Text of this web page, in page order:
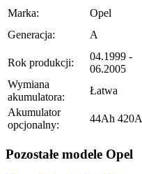
Marka: Opel
Generacja:
A
Rok produkcji:
04.1999 -
06.2005
Wymiana
akumulatora:
Łatwa
Akumulator
opcjonalny:
44Ah 420A
Pozostałe modele Opel